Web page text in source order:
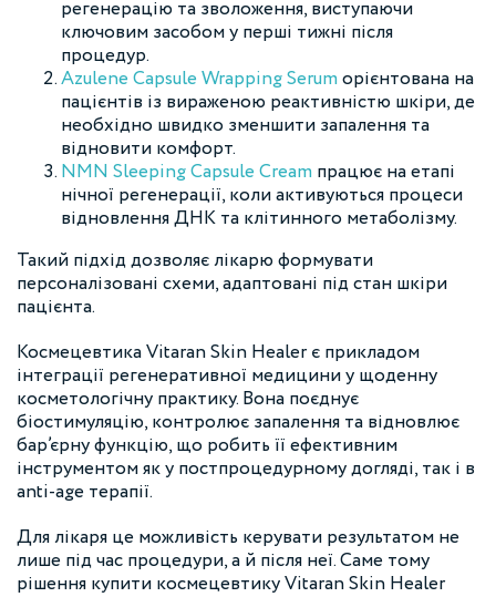
регенерацію та зволоження, виступаючи
ключовим засобом у перші тижні після
процедур.
Azulene Capsule Wrapping Serumорієнтована на
пацієнтів із вираженою реактивністю шкіри, де
необхідно швидко зменшити запалення та
відновити комфорт.
NMN Sleeping Capsule Cream працює на етапі
нічної регенерації, коли активуються процеси
відновлення ДНК та клітинного метаболізму.
Такий підхід дозволяє лікарю формувати
персоналізовані схеми, адаптовані під стан шкіри
пацієнта.
Космецевтика Vitaran Skin Healer є прикладом
інтеграції регенеративної медицини у щоденну
косметологічну практику. Вона поєднує
біостимуляцію, контролює запалення та відновлює
бар’єрну функцію, що робить її ефективним
інструментом як у постпроцедурному догляді, так і в
anti-age терапії.
Для лікаря це можливість керувати результатом не
лише під час процедури, а й після неї. Саме тому
рішення купити космецевтику Vitaran Skin Healer